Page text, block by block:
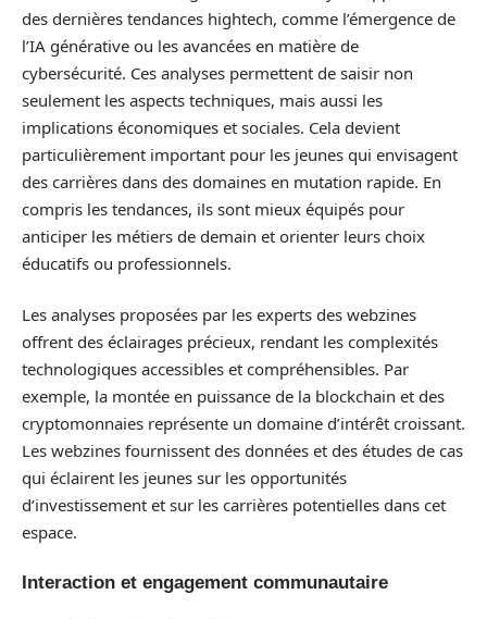
des dernières tendances hightech, comme l’émergence de
l’IA générative ou les avancées en matière de
cybersécurité. Ces analyses permettent de saisir non
seulement les aspects techniques, mais aussi les
implications économiques et sociales. Cela devient
particulièrement important pour les jeunes qui envisagent
des carrières dans des domaines en mutation rapide. En
compris les tendances, ils sont mieux équipés pour
anticiper les métiers de demain et orienter leurs choix
éducatifs ou professionnels.
Les analyses proposées par les experts des webzines
offrent des éclairages précieux, rendant les complexités
technologiques accessibles et compréhensibles. Par
exemple, la montée en puissance de la blockchain et des
cryptomonnaies représente un domaine d’intérêt croissant.
Les webzines fournissent des données et des études de cas
qui éclairent les jeunes sur les opportunités
d’investissement et sur les carrières potentielles dans cet
espace.
Interaction et engagement communautaire